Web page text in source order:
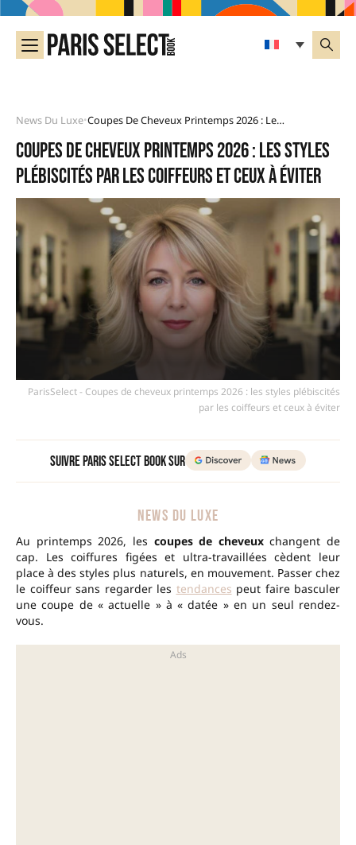
News Du Luxe• Coupes De Cheveux Printemps 2026 : Les Styles Plébiscités Par Les Coiffeurs Et Ceux À Éviter
Coupes de cheveux printemps 2026 : les styles
plébiscités par les coiffeurs et ceux à éviter
ParisSelect - Coupes de cheveux printemps 2026 : les styles plébiscités
par les coiffeurs et ceux à éviter
Suivre Paris Select Book sur
NEWS DU LUXE
Au printemps 2026, les coupes de cheveuxchangent de
cap. Les coiffures figées et ultra-travaillées cèdent leur
place à des styles plus naturels, en mouvement. Passer chez
le coiffeur sans regarder les tendances peut faire basculer
une coupe de « actuelle » à « datée » en un seul rendez-
vous.